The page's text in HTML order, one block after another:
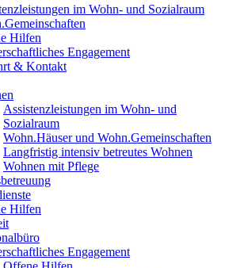
im Wohn- und Sozialraum
Hilfen
Engagement
& Kontakt
Assistenzleistungen im Wohn- und
Sozialraum
Wohn.Häuser und Wohn.Gemeinschaften
Langfristig intensiv betreutes Wohnen
Wohnen mit Pflege
Hilfen
Engagement